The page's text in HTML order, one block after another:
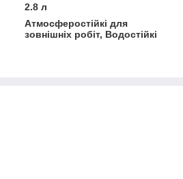
2.8 л
Атмосферостійкі для
зовнішніх робіт, Водостійкі